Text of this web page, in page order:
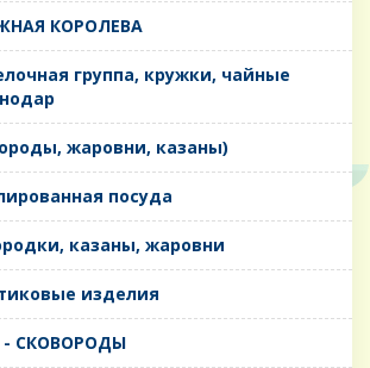
КОРОЛЕВА
группа, кружки, чайные
жаровни, казаны)
посуда
казаны, жаровни
изделия
СКОВОРОДЫ